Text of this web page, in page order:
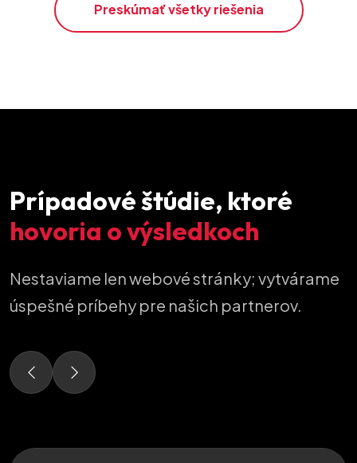
Preskúmať všetky riešenia
Prípadové štúdie, ktoré
hovoria o výsledkoch
Nestaviame len webové stránky; vytvárame
úspešné príbehy pre našich partnerov.